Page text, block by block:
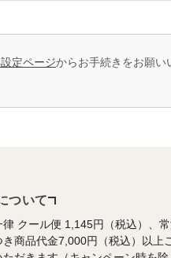
定ページからお手続きをお願い
ついて
律 クール便 1,145円（税込）、
き商品代金7,000円（税込）以上